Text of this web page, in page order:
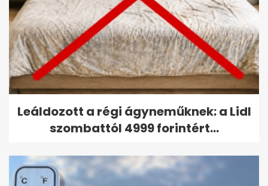
Leáldozott a régi ágyneműknek: a Lidl
szombattól 4999 forintért...